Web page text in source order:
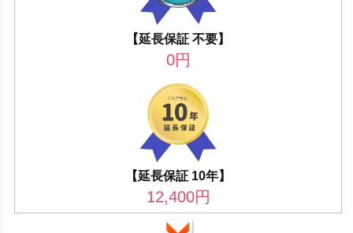
【延長保証 不要】
0円
【延長保証 10年】
12,400円